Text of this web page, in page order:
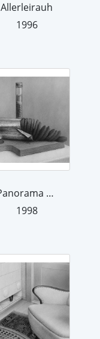
Allerleirauh
1996
Panorama di Prerow
1998